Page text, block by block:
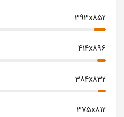
393x852
414x896
384x832
375x812